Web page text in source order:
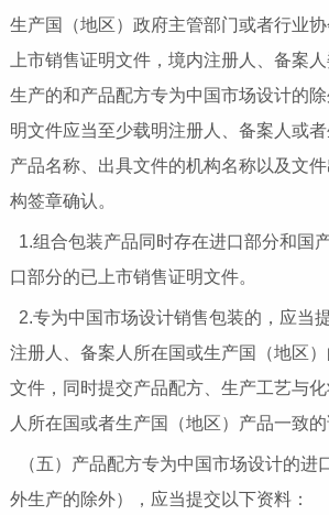
生产国（地区）政府主管部门或者行业
上市销售证明文件，境内注册人、备案
生产的和产品配方专为中国市场设计的
明文件应当至少载明注册人、备案人或者
产品名称、出具文件的机构名称以及文
构签章确认。
1.组合包装产品同时存在进口部分和国
口部分的已上市销售证明文件。
2.专为中国市场设计销售包装的，应当
注册人、备案人所在国或生产国（地区
文件，同时提交产品配方、生产工艺与
人所在国或者生产国（地区）产品一致的
（五）产品配方专为中国市场设计的进
外生产的除外），应当提交以下资料：